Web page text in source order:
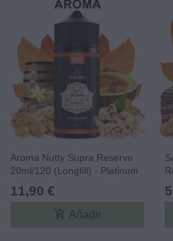
Aroma Nutty Supra Reserve
20ml/120 (Longfill) - Platinum
Tobaccos By Bombo Core
Edition
11,90 €
add_shopping_cart Añadir